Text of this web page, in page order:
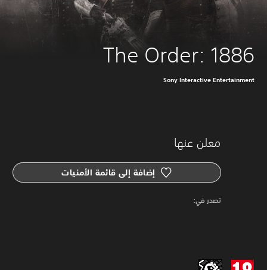
The Order: 1886
Sony Interactive Entertainment
معلن عنها
إضافة إلى قائمة الأمنيات
‏تصدر في: ‏